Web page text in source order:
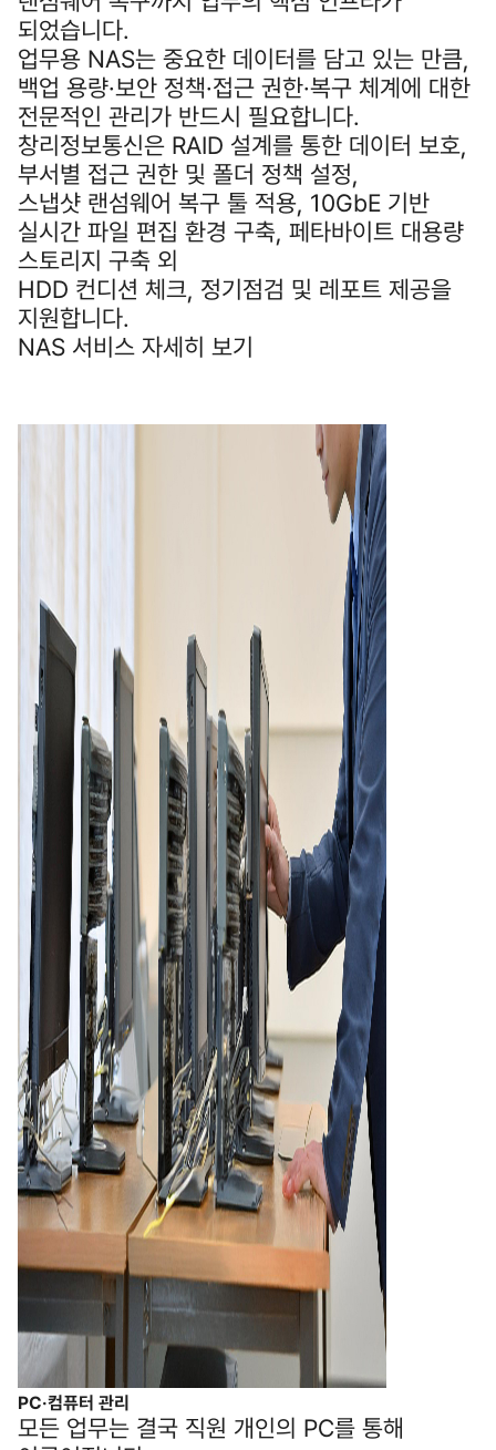
되었습니다.
업무용 NAS는 중요한 데이터를 담고 있는 만큼,
백업 용량·보안 정책·접근 권한·복구 체계에 대한
전문적인 관리가 반드시 필요합니다.
창리정보통신은 RAID 설계를 통한 데이터 보호,
부서별 접근 권한 및 폴더 정책 설정,
스냅샷 랜섬웨어 복구 툴 적용, 10GbE 기반
실시간 파일 편집 환경 구축, 페타바이트 대용량
스토리지 구축 외
HDD 컨디션 체크, 정기점검 및 레포트 제공을
지원합니다.
NAS 서비스 자세히 보기
PC·컴퓨터 관리
모든 업무는 결국 직원 개인의 PC를 통해